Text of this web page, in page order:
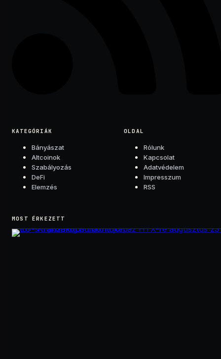
KATEGÓRIÁK
Bányászat
Altcoinok
Szabályozás
DeFi
Elemzés
OLDAL
Rólunk
Kapcsolat
Adatvédelem
Impresszum
RSS
MOST ÉRKEZETT